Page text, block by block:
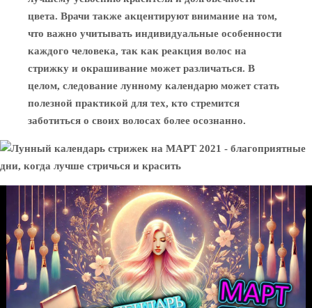
цвета. Врачи также акцентируют внимание на том,
что важно учитывать индивидуальные особенности
каждого человека, так как реакция волос на
стрижку и окрашивание может различаться. В
целом, следование лунному календарю может стать
полезной практикой для тех, кто стремится
заботиться о своих волосах более осознанно.